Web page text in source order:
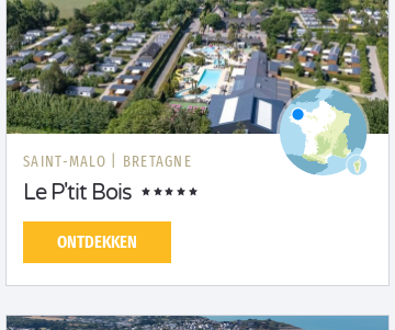
SAINT-MALO | BRETAGNE
Le P'tit Bois
ONTDEKKEN